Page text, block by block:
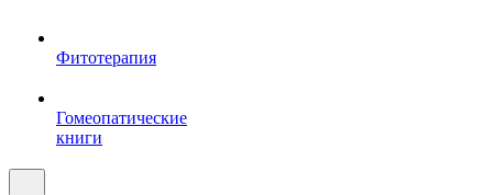
Фитотерапия
Гомеопатические
книги